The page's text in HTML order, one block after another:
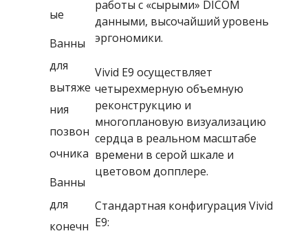
ые
Ванны
для
вытяже
ния
позвон
очника
Ванны
для
конечн
работы с «сырыми» DICOM
данными, высочайший уровень
эргономики.
Vivid E9 осуществляет
четырехмерную объемную
реконструкцию и
многоплановую визуализацию
сердца в реальном масштабе
времени в серой шкале и
цветовом допплере.
Стандартная конфигурация Vivid
E9: